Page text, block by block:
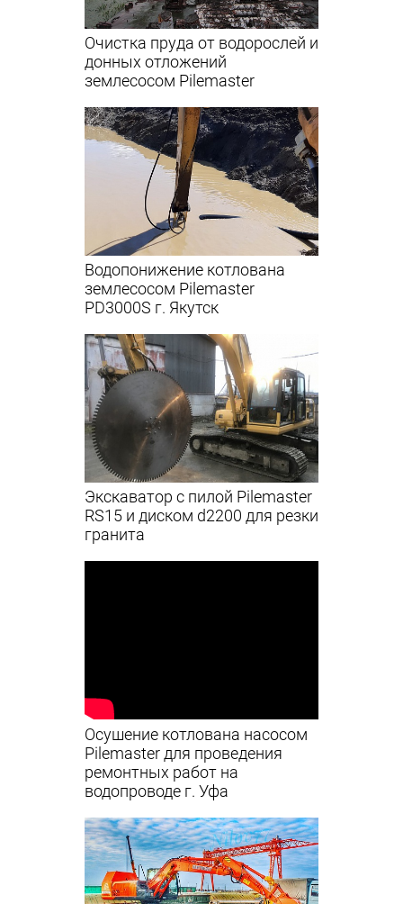
Очистка пруда от водорослей и
донных отложений
землесосом Pilemaster
Водопонижение котлована
землесосом Pilemaster
PD3000S г. Якутск
Экскаватор с пилой Pilemaster
RS15 и диском d2200 для резки
гранита
Осушение котлована насосом
Pilemaster для проведения
ремонтных работ на
водопроводе г. Уфа